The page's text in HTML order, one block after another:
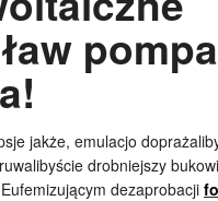
pompa
jakże, emulacjo
drobniejszy
dezaprobacji